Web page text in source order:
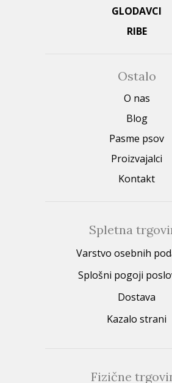
GLODAVCI
RIBE
Ostalo
O nas
Blog
Pasme psov
Proizvajalci
Kontakt
Spletna
Varstvo osebnih
Splošni pogoji
Dostava
Kazalo strani
Fizične